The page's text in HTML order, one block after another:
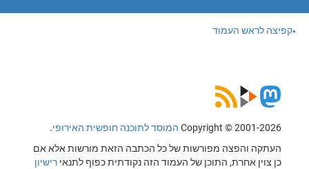
קפיצה לראש העמוד
Copyright © 2001-2026 המוסד לתוכנה חופשית האירופי.
העתקה והפצה מפורשות של כל הכתבה הזאת מורשות אלא אם
כן צוין אחרת, התוכן של העמוד הזה נקודתית כפוף לתנאי רישיון